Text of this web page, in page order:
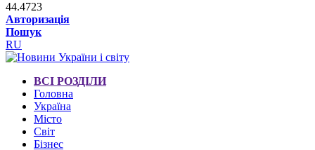
44.4723
Авторизація
Пошук
RU
ВСІ РОЗДІЛИ
Головна
Україна
Місто
Світ
Бізнес